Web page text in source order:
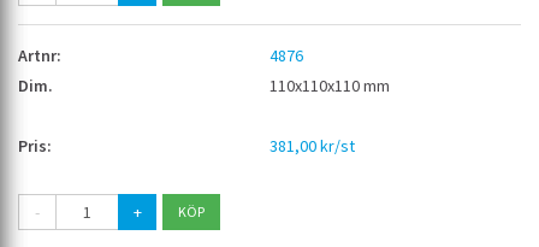
4876
110x110x110 mm
381,00 kr/st
- +